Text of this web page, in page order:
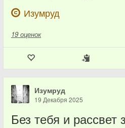
Изумруд
19 оценок
Изумруд
19 Декабря 2025
Без тебя и рассвет